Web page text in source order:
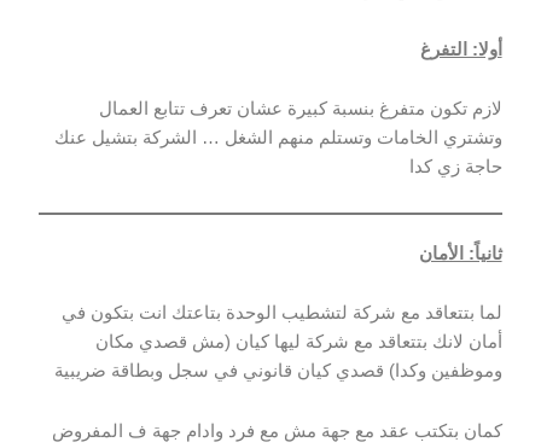
أولا: التفرغ
لازم تكون متفرغ بنسبة كبيرة عشان تعرف تتابع العمال
وتشتري الخامات وتستلم منهم الشغل … الشركة بتشيل عنك
حاجة زي كدا
ثانياً: الأمان
لما بتتعاقد مع شركة لتشطيب الوحدة بتاعتك انت بتكون في
أمان لانك بتتعاقد مع شركة ليها كيان (مش قصدي مكان
وموظفين وكدا) قصدي كيان قانوني في سجل وبطاقة ضريبية
كمان بتكتب عقد مع جهة مش مع فرد وادام جهة ف المفروض